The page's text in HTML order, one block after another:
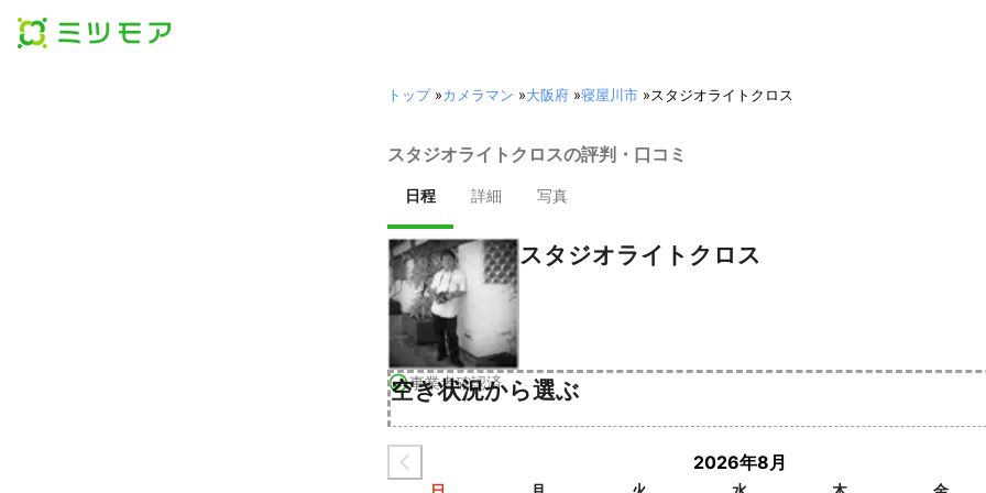
トップ»カメラマン »大阪府 »寝屋川市 »スタジオライトクロス
スタジオライトクロスの評判・口コミ
日程 詳細 写真
事業者確認済
スタジオライトクロス
空き状況から選ぶ
2026年8月